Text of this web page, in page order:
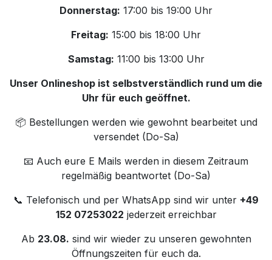
Donnerstag: 17:00 bis 19:00 Uhr
Freitag: 15:00 bis 18:00 Uhr
Samstag: 11:00 bis 13:00 Uhr
Unser Onlineshop ist selbstverständlich rund um die
Uhr für euch geöffnet.
📦 Bestellungen werden wie gewohnt bearbeitet und
versendet (Do-Sa)
📧 Auch eure E Mails werden in diesem Zeitraum
regelmäßig beantwortet (Do-Sa)
📞 Telefonisch und per WhatsApp sind wir unter +49
152 07253022 jederzeit erreichbar
Ab 23.08. sind wir wieder zu unseren gewohnten
Öffnungszeiten für euch da.